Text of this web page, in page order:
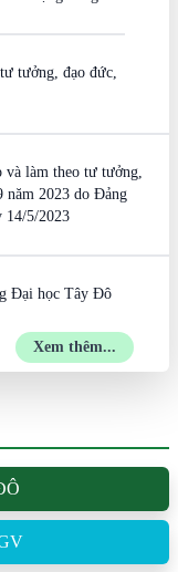
tưởng, đạo đức,
làm theo tư tưởng,
năm 2023 do Đảng
14/5/2023
Đại học Tây Đô
Xem thêm...